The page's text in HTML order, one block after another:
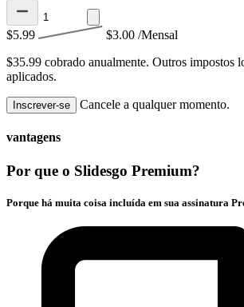
$5.99 $3.00 /Mensal
$35.99 cobrado anualmente. Outros impostos
aplicados.
Inscrever-se Cancele a qualquer momento.
vantagens
Por que o Slidesgo Premium?
Porque há muita coisa incluída em sua assinatura